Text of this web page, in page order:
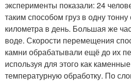
эксперименты показали: 24
таким способом груз в одну
километра в день. Большая же
воде. Скорости перемещения
камни обрабатывали ещё до их
используя для этого как
температурную обработку. По